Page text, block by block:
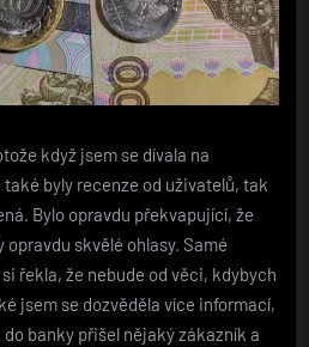
když jsem se dívala na
byly recenze od uživatelů, tak
Bylo opravdu překvapující, že
skvělé ohlasy. Samé
řekla, že nebude od věci, kdybych
jsem se dozvěděla více informací,
banky přišel nějaký zákazník a